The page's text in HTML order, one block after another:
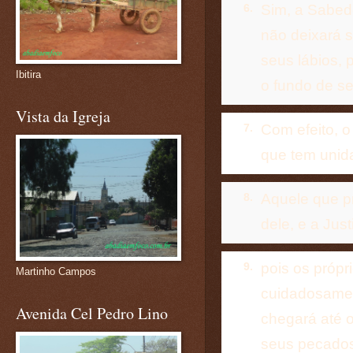
6.
Sim, a
não deixará
seus lábios,
o fundo de
7.
Com efeito,
que tem
8.
Aquele que
dele, e a
9.
pois os
chegará até
seus
Ibitira
Vista da Igreja
Martinho Campos
Avenida Cel Pedro Lino